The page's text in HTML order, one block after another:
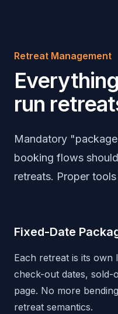
Retreat Management
run
Mandatory
booking flows
retreats. Proper
Fixed-Date
Each retreat is its own
check-out dates, sold-
page. No more
retreat semantics.